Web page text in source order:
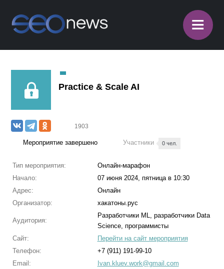
≡
Practice & Scale AI
1903
Мероприятие завершено Участники 0 чел.
Тип мероприятия:
Онлайн-марафон
Начало:
07 июня 2024, пятница в 10:30
Адрес:
Онлайн
Организатор:
хакатоны.рус
Аудитория:
Разработчики ML, разработчики Data
Science, программисты
Сайт:
Перейти на сайт мероприятия
Телефон:
+7 (911) 191-99-10
Email:
Ivan.kluev.work@gmail.com